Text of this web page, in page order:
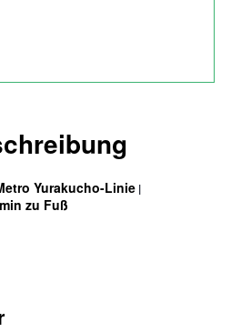
Yurakucho-Linie
zu Fuß